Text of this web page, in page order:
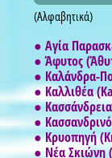
(Αλφαβητικά)
● Αγία
● Άφυτος
● Καλάνδρα-
● Καλλιθέα
●
●
● Κρυοπηγή
● Νέα Σκιώνη